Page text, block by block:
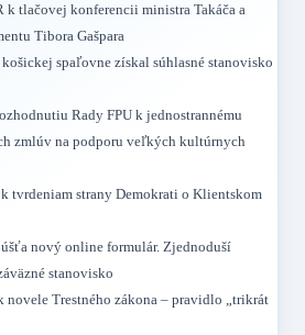
k tlačovej konferencii ministra Takáča a
Tibora Gašpara
spaľovne získal súhlasné stanovisko
Rady FPU k jednostrannému
zmlúv na podporu veľkých kultúrnych
tvrdeniam strany Demokrati o Klientskom
nový online formulár. Zjednoduší
stanovisko
novele Trestného zákona – pravidlo „trikrát